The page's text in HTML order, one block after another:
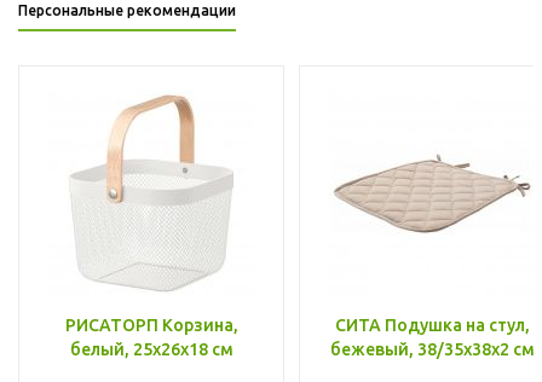
Персональные рекомендации
РИСАТОРП Корзина,
белый, 25x26x18 см
СИТА Подушка на стул,
бежевый, 38/35x38x2 см